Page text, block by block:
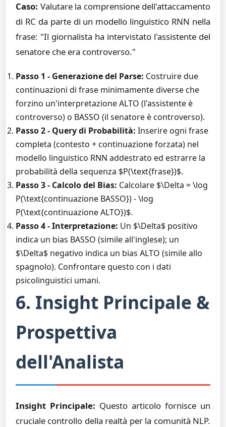
Caso: Valutare la comprensione dell'attaccamento
di RC da parte di un modello linguistico RNN nella
frase: "Il giornalista ha intervistato l'assistente del
senatore che era controverso."
Passo 1 - Generazione del Parse: Costruire due
continuazioni di frase minimamente diverse che
forzino un'interpretazione ALTO (l'assistente è
controverso) o BASSO (il senatore è controverso).
Passo 2 - Query di Probabilità: Inserire ogni frase
completa (contesto + continuazione forzata) nel
modello linguistico RNN addestrato ed estrarre la
probabilità della sequenza $P(\text{frase})$.
Passo 3 - Calcolo del Bias: Calcolare $\Delta = \log
P(\text{continuazione BASSO}) - \log
P(\text{continuazione ALTO})$.
Passo 4 - Interpretazione: Un $\Delta$ positivo
indica un bias BASSO (simile all'inglese); un
$\Delta$ negativo indica un bias ALTO (simile allo
spagnolo). Confrontare questo con i dati
psicolinguistici umani.
6. Insight Principale &
Prospettiva
dell'Analista
Insight Principale: Questo articolo fornisce un
cruciale controllo della realtà per la comunità NLP.